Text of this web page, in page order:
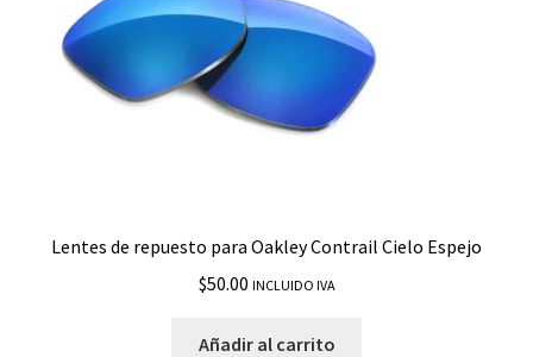
Lentes de repuesto para Oakley Contrail Cielo Espejo
$50.00 INCLUIDO IVA
Añadir al carrito